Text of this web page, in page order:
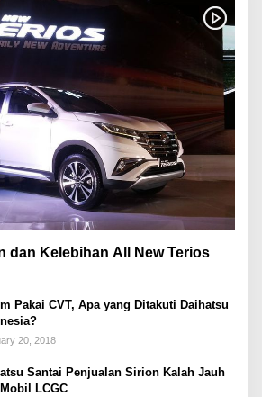
dan Kelebihan All New Terios
Pakai CVT, Apa yang Ditakuti Daihatsu
20, 2018
Santai Penjualan Sirion Kalah Jauh
LCGC